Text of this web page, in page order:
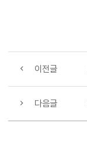
이전글
다음글